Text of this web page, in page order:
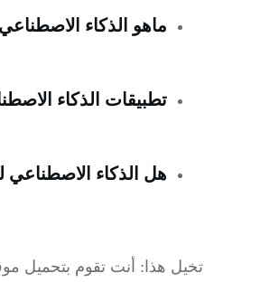
ماهو الذكاء الاصطناعي
تطبيقات الذكاء
هل الذكاء
تخيل هذا: أنت تقوم بتحميل